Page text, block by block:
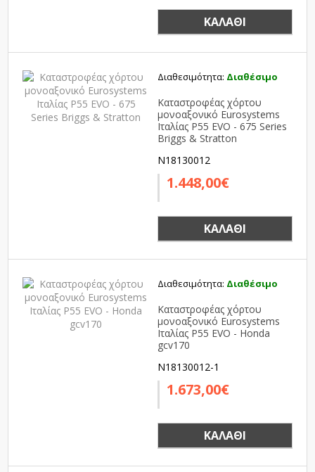
ΚΑΛΆΘΙ
Διαθεσιμότητα: Διαθέσιμο
Καταστροφέας χόρτου
μονοαξονικό Eurosystems
Ιταλίας P55 EVO - 675 Series
Briggs & Stratton
N18130012
1.448,00€
ΚΑΛΆΘΙ
Διαθεσιμότητα: Διαθέσιμο
Καταστροφέας χόρτου
μονοαξονικό Eurosystems
Ιταλίας P55 EVO - Honda
gcv170
N18130012-1
1.673,00€
ΚΑΛΆΘΙ